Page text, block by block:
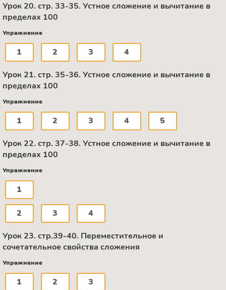
Урок 20. стр. 33-35. Устное сложение и вычитание в
пределах 100
Упражнение
1 2 3 4
Урок 21. стр. 35-36. Устное сложение и вычитание в
пределах 100
Упражнение
1 2 3 4 5
Урок 22. стр. 37-38. Устное сложение и вычитание в
пределах 100
Упражнение
1
2 3 4
Урок 23. стр.39-40. Переместительное и
сочетательное свойства сложения
Упражнение
1 2 3